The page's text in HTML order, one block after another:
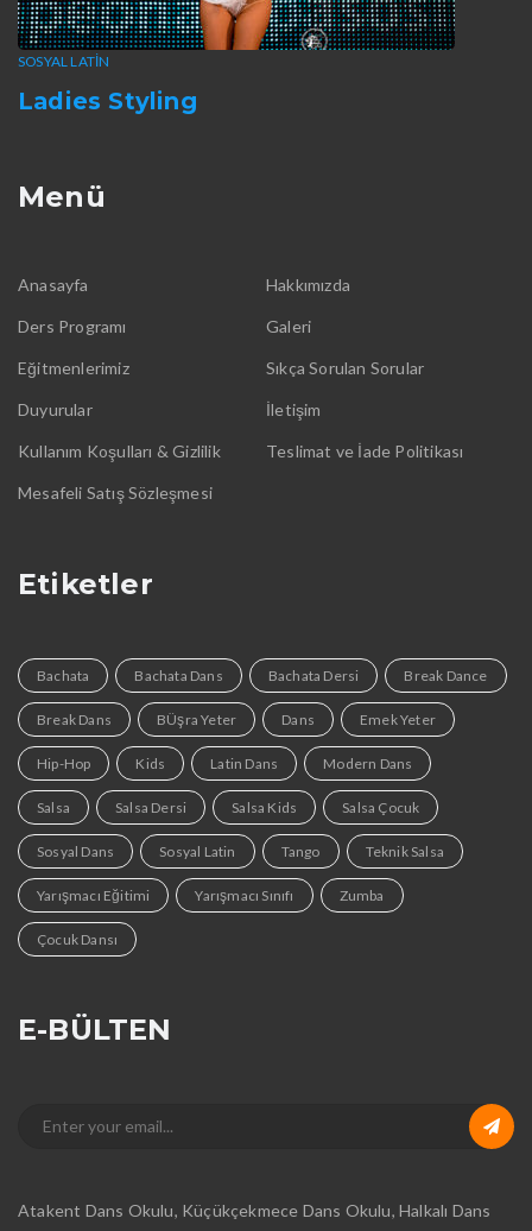
SOSYAL LATIN
Ladies Styling
Menü
Anasayfa Hakkımızda
Ders Programı Galeri
Eğitmenlerimiz Sıkça Sorulan Sorular
Duyurular İletişim
Kullanım Koşulları & Gizlilik Teslimat ve İade Politikası
Mesafeli Satış Sözleşmesi
Etiketler
Bachata Bachata Dans Bachata Dersi Break Dance
Break Dans BÜşra Yeter Dans Emek Yeter
Hip-Hop Kids Latin Dans Modern Dans
Salsa Salsa Dersi Salsa Kids Salsa Çocuk
Sosyal Dans Sosyal Latin Tango Teknik Salsa
Yarışmacı Eğitimi Yarışmacı Sınıfı Zumba
Çocuk Dansı
E-BÜLTEN
Atakent Dans Okulu, Küçükçekmece Dans Okulu, Halkalı Dans